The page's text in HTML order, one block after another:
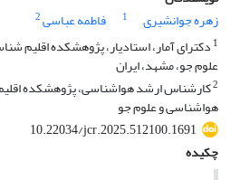
زهره جوانشیری
1 فاطمه عباسی2
1 دکترای آمار، استادیار، پژوهشکده اقلیم
علوم جو، مشهد، ایران
2کارشناس ارشد هواشناسی، پژوهشکده
هواشناسی و علوم جو
10.22034/jcr.2025.512100.1691
چکیده